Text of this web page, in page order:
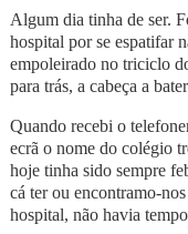
Algum dia tinha de ser.
hospital por se espatifar
empoleirado no triciclo
para trás, a cabeça a
Quando recebi o
ecrã o nome do colégio
hoje tinha sido sempre
cá ter ou encontramo-
hospital, não havia